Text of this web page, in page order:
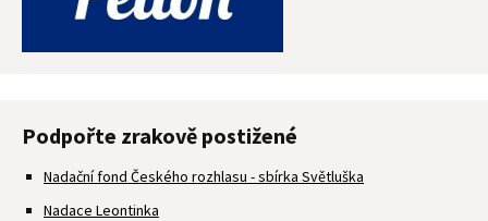
Podpořte zrakově postižené
Nadační fond Českého rozhlasu - sbírka Světluška
Nadace Leontinka